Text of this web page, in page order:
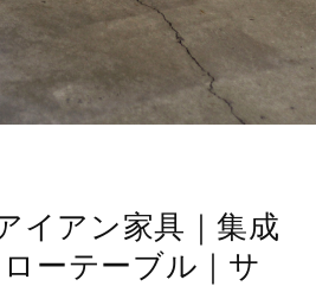
イアン家具｜集成
ーテーブル｜サ